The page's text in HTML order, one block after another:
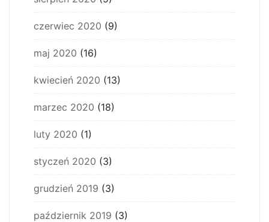
czerwiec 2020 (9)
maj 2020 (16)
kwiecień 2020 (13)
marzec 2020 (18)
luty 2020 (1)
styczeń 2020 (3)
grudzień 2019 (3)
październik 2019 (3)